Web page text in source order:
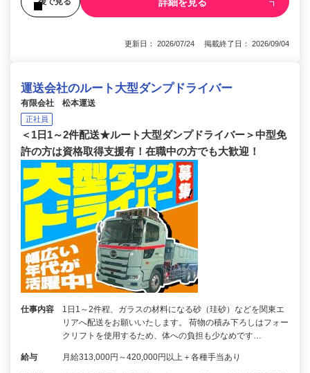
更新日： 2026/07/24 掲載終了日： 2026/09/04
運送会社のルート大型ダンプドライバー
有限会社 松本運送
正社員
＜1日1～2件配送★ルート大型ダンプドライバー＞中型免
許の方は資格取得支援有！在職中の方でも大歓迎！
仕事内容
1日1～2件程、ガラスの材料になる砂（珪砂）などを関東エ
リアへ配送をお願いいたします。 荷物の積み下ろしはフォー
クリフトを使用するため、体への負担も少なめです…
給与 月給313,000円～420,000円以上＋各種手当あり